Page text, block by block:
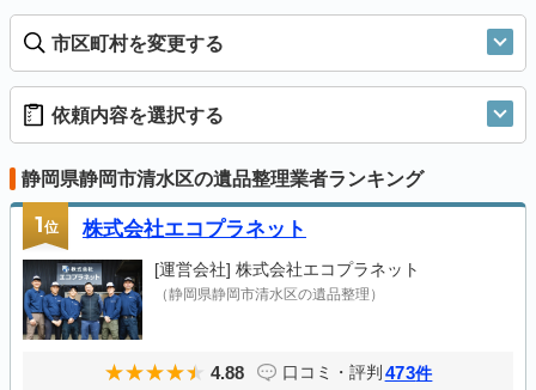
市区町村を変更する
依頼内容を選択する
静岡県静岡市清水区の遺品整理業者ランキング
1位 株式会社エコプラネット
[運営会社] 株式会社エコプラネット
（静岡県静岡市清水区の遺品整理）
4.88 口コミ・評判 473件